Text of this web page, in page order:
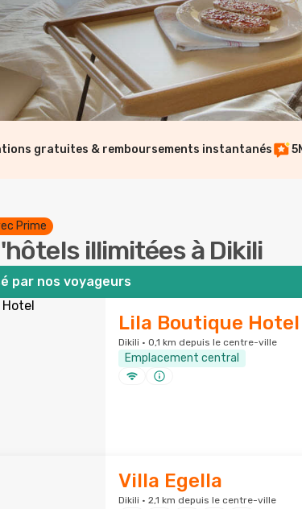
gratuites & remboursements instantanés
Prime
illimitées à Dikili
par nos voyageurs
Lila Boutique Hotel
Dikili · 0,1 km depuis le centre-ville
Emplacement central
Villa Egella
Dikili · 2,1 km depuis le centre-ville